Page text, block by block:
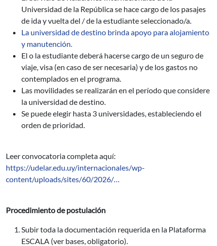
Universidad de la República se hace cargo de los pasajes
de ida y vuelta del / de la estudiante seleccionado/a.
La universidad de destino brinda apoyo para alojamiento
y manutención.
El o la estudiante deberá hacerse cargo de un seguro de
viaje, visa (en caso de ser necesaria) y de los gastos no
contemplados en el programa.
Las movilidades se realizarán en el período que considere
la universidad de destino.
Se puede elegir hasta 3 universidades, estableciendo el
orden de prioridad.
Leer convocatoria completa aquí:
https://udelar.edu.uy/internacionales/wp-
content/uploads/sites/60/2026/…
Procedimiento de postulación
Subir toda la documentación requerida en la Plataforma
ESCALA (ver bases, obligatorio).